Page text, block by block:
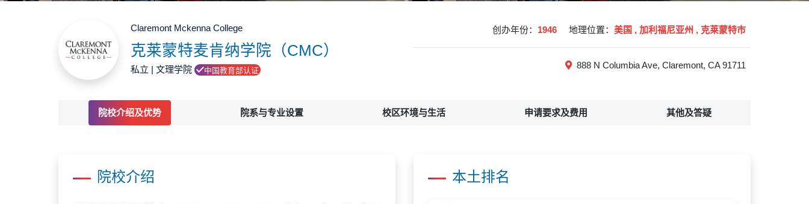
Claremont Mckenna College
克莱蒙特麦肯纳学院（CMC）
私立 | 文理学院 中国教育部认证
创办年份： 1946 地理位置： 美国 , 加利福尼亚州 , 克莱蒙特市
888 N Columbia Ave, Claremont, CA 91711
院校介绍及优势 院系与专业设置 校区环境与生活 申请要求及费用 其他及答疑
院校介绍 本土排名